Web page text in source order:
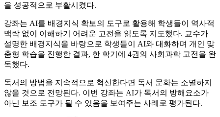
을 성공적으로 부활시켰다.
강좌는 AI를 배경지식 확보의 도구로 활용해 학생들이 역사적
맥락 없이 이해하기 어려운 고전을 읽도록 지도했다. 교수가
설명한 배경지식을 바탕으로 학생들이 AI와 대화하며 개인 맞
춤형 학습을 진행한 결과, 한 학기에 4권의 사회과학 고전을 완
독했다.
독서의 방법을 지속적으로 혁신한다면 독서 문화는 소멸하지
않을 것으로 전망된다. 이번 강좌는 AI가 독서의 방해요소가
아닌 보조 도구가 될 수 있음을 보여주는 사례로 평가된다.